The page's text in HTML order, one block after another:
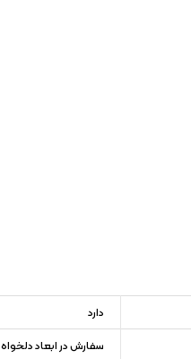
دارد
سفارش در ابعاد دلخواه